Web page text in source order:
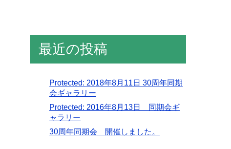
最近の投稿
Protected: 2018年8月11日 30周年同期
会ギャラリー
Protected: 2016年8月13日 同期会ギ
ャラリー
30周年同期会 開催しました。